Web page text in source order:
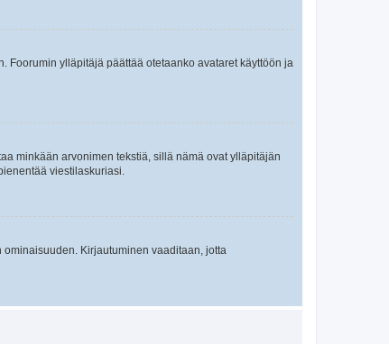
Foorumin ylläpitäjä päättää otetaanko avataret käyttöön ja
minkään arvonimen tekstiä, sillä nämä ovat ylläpitäjän
viestilaskuriasi.
Kirjautuminen vaaditaan, jotta